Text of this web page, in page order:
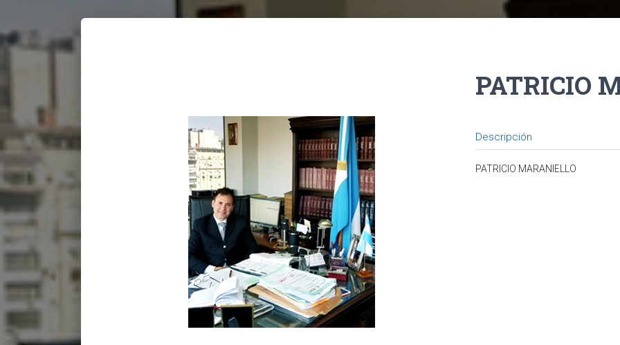
PATRICIO
Descripción
PATRICIO MARANIELLO